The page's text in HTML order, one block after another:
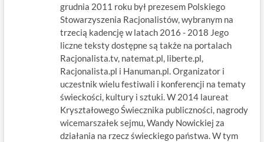
grudnia 2011 roku był prezesem Polskiego
Stowarzyszenia Racjonalistów, wybranym na
trzecią kadencję w latach 2016 - 2018 Jego
liczne teksty dostępne są także na portalach
Racjonalista.tv, natemat.pl, liberte.pl,
Racjonalista.pl i Hanuman.pl. Organizator i
uczestnik wielu festiwali i konferencji na tematy
świeckości, kultury i sztuki. W 2014 laureat
Kryształowego Świecznika publiczności, nagrody
wicemarszałek sejmu, Wandy Nowickiej za
działania na rzecz świeckiego państwa. W tym